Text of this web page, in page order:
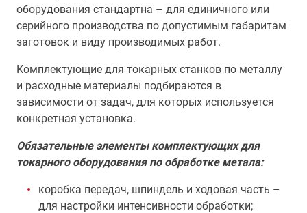
оборудования стандартна – для единичного или
серийного производства по допустимым габаритам
заготовок и виду производимых работ.
Комплектующие для токарных станков по металлу
и расходные материалы подбираются в
зависимости от задач, для которых используется
конкретная установка.
Обязательные элементы комплектующих для
токарного оборудования по обработке метала:
коробка передач, шпиндель и ходовая часть –
для настройки интенсивности обработки;